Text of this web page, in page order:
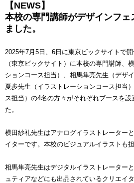
【NEWS】
本校の専門講師がデザインフ
ました。
2025年7月5日、6日に東京ビックサイトで
（東京ビックサイト）に本校の専門講師、
ションコース担当）、相馬隼亮先生（デザ
夏歩先生（イラストレーションコース担当
ス担当）の4名の方々がそれぞれブースを
た。
横田紗礼先生はアナログイラストレーター
イターです。本校のビジュアルイラストも
相馬隼亮先生はデジタルイラストレーター
ュティアなどにも出品されているクリエイタ